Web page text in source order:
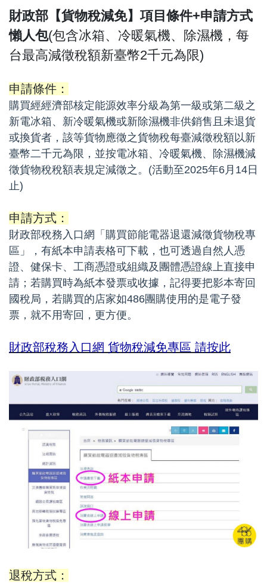
財政部【貨物稅減免】項目條件+申請方式
懶人包(包含冰箱、冷暖氣機、除濕機，每
台最高減徵稅額新臺幣2千元為限)
申請條件：
購買經經濟部核定能源效率分級為第一級或第二級之
新電冰箱、新冷暖氣機或新除濕機非供銷售且未退貨
或換貨者，該等貨物應徵之貨物稅每臺減徵稅額以新
臺幣二千元為限，並按電冰箱、冷暖氣機、除濕機減
徵貨物稅稅額表規定減徵之。(活動至2025年6月14日
止)
申請方式：
財政部稅務入口網「購買節能電器退還減徵貨物稅專
區」，有紙本申請表格可下載，也可透過自然人憑
證、健保卡、工商憑證或組織及團體憑證線上直接申
請；若購買時為紙本發票或收據，記得要把影本寄回
國稅局，若購買的店家如486團購使用的是電子發
票，就不用寄回，更方便。
財政部稅務入口網 貨物稅減免專區 請按此
退稅方式：